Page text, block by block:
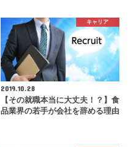
キャリア
2019.10.28
【その就職本当に大丈夫！？】食
品業界の若手が会社を辞める理由